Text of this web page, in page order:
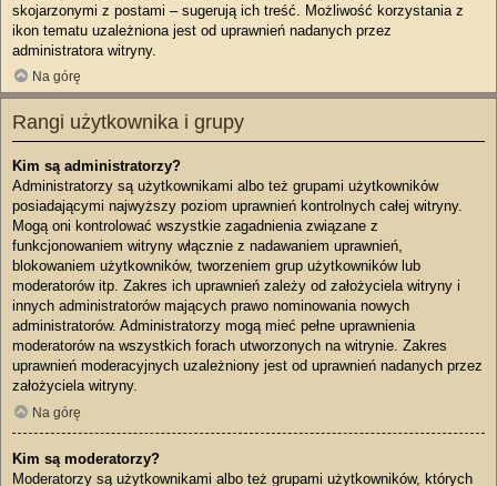
skojarzonymi z postami – sugerują ich treść. Możliwość korzystania z
ikon tematu uzależniona jest od uprawnień nadanych przez
administratora witryny.
Na górę
Rangi użytkownika i grupy
Kim są administratorzy?
Administratorzy są użytkownikami albo też grupami użytkowników
posiadającymi najwyższy poziom uprawnień kontrolnych całej witryny.
Mogą oni kontrolować wszystkie zagadnienia związane z
funkcjonowaniem witryny włącznie z nadawaniem uprawnień,
blokowaniem użytkowników, tworzeniem grup użytkowników lub
moderatorów itp. Zakres ich uprawnień zależy od założyciela witryny i
innych administratorów mających prawo nominowania nowych
administratorów. Administratorzy mogą mieć pełne uprawnienia
moderatorów na wszystkich forach utworzonych na witrynie. Zakres
uprawnień moderacyjnych uzależniony jest od uprawnień nadanych przez
założyciela witryny.
Na górę
Kim są moderatorzy?
Moderatorzy są użytkownikami albo też grupami użytkowników, których